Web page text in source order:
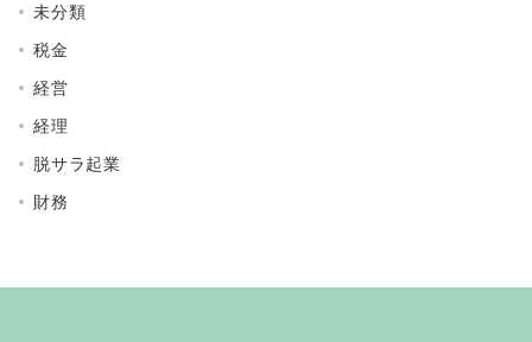
未分類
税金
経営
経理
脱サラ起業
財務